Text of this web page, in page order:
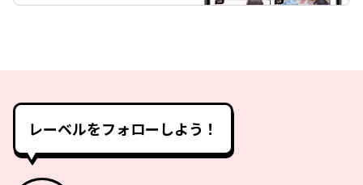
レーベルをフォローしよう！